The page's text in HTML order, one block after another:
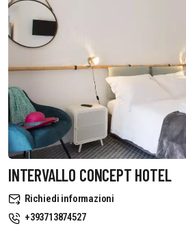
INTERVALLO CONCEPT HOTEL
Richiedi informazioni
+393713874527